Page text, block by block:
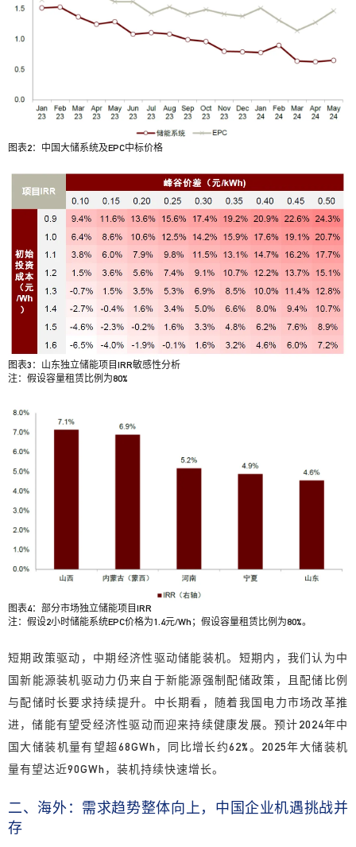
图表2：中国大储系统及EPC中标价格
图表3：山东独立储能项目IRR敏感性分析
注：假设容量租赁比例为80%
图表4：部分市场独立储能项目IRR
注：假设2小时储能系统EPC价格为1.4元/Wh；假设容量租赁比例为80%。
短期政策驱动，中期经济性驱动储能装机。 短期内，我们认为中
国新能源装机驱动力仍来自于新能源强制配储政策 ，且配储比例
与配储时长要求持续提升。中长期看，随着我国电力市场改革推
进，储能有望受经济性驱动而迎来持续健康发展。预计2024年中
国大储装机量有望超68GWh，同比增长约62%。2025年大储装机
量有望达近90GWh，装机持续快速增长。
二、海外：需求趋势整体向上，中国企业机遇挑战并
存